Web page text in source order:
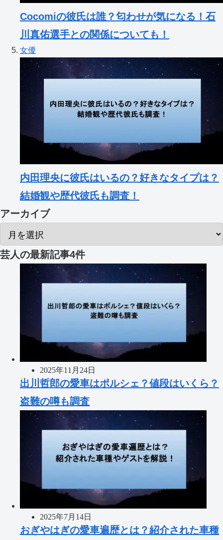
Cocomiの彼氏は誰？匂わせが気になる！石
川真佑選手との関係についても！
女優
内田理央に彼氏はいるの？好きなタイプは？
結婚観や歴代彼氏も調査！
アーカイブ
芸人の最新記事4件
2025年11月24日
出川哲郎の愛車はポルシェ？値段はいくら？
盗難の噂も調査
2025年7月14日
おぎやはぎの愛車遍歴とは？紹介された車種